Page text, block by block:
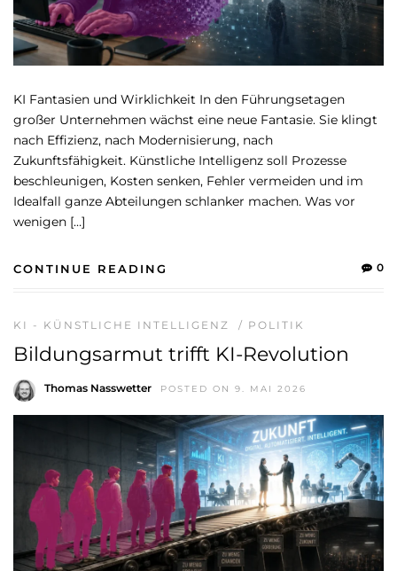
KI Fantasien und Wirklichkeit In den Führungsetagen
großer Unternehmen wächst eine neue Fantasie. Sie klingt
nach Effizienz, nach Modernisierung, nach
Zukunftsfähigkeit. Künstliche Intelligenz soll Prozesse
beschleunigen, Kosten senken, Fehler vermeiden und im
Idealfall ganze Abteilungen schlanker machen. Was vor
wenigen […]
CONTINUE READING 0
KI - KÜNSTLICHE INTELLIGENZ / POLITIK
Bildungsarmut trifft KI-Revolution
Thomas Nasswetter POSTED ON 9. MAI 2026